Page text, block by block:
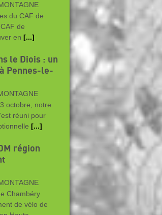
du CAF de
de
en [...]
le Diois : un
Pennes-le-
octobre, notre
réuni pour
[...]
région
Chambéry
de vélo de